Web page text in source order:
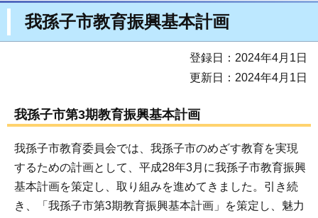
我孫子市教育振興基本計画
登録日：2024年4月1日
更新日：2024年4月1日
我孫子市第3期教育振興基本計画
我孫子市教育委員会では、我孫子市のめざす教育を実現
するための計画として、平成28年3月に我孫子市教育振興
基本計画を策定し、取り組みを進めてきました。引き続
き、「我孫子市第3期教育振興基本計画」を策定し、魅力